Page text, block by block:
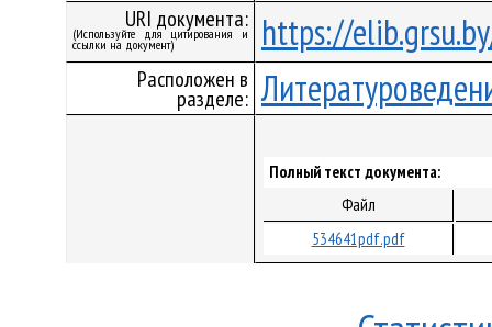
URI документа:
(Используйте для цитирования и
ссылки на документ) https://
Расположен в
разделе:
Полный текст документа:
Файл
534641pdf.pdf